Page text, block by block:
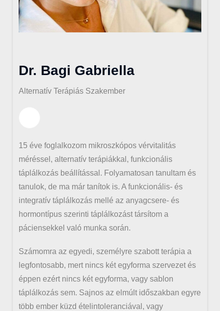
Dr. Bagi Gabriella
Alternatív Terápiás Szakember
15 éve foglalkozom mikroszkópos vérvitalitás
méréssel, alternatív terápiákkal, funkcionális
táplálkozás beállítással. Folyamatosan tanultam és
tanulok, de ma már tanítok is. A funkcionális- és
integratív táplálkozás mellé az anyagcsere- és
hormontípus szerinti táplálkozást társítom a
páciensekkel való munka során.
Számomra az egyedi, személyre szabott terápia a
legfontosabb, mert nincs két egyforma szervezet és
éppen ezért nincs két egyforma, vagy sablon
táplálkozás sem. Sajnos az elmúlt időszakban egyre
több ember küzd ételintoleranciával, vagy